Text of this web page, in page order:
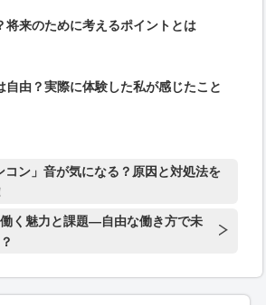
将来のために考えるポイントとは
自由？実際に体験した私が感じたこと
コン」音が気になる？原因と対処法を
く魅力と課題—自由な働き方で未